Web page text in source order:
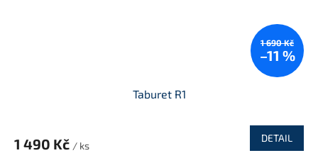
1 690 Kč
–11 %
Taburet R1
1 490 Kč / ks
DETAIL